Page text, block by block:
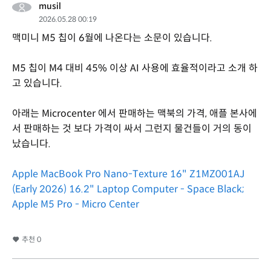
musil
2026.05.28 00:19
맥미니 M5 칩이 6월에 나온다는 소문이 있습니다.
M5 칩이 M4 대비 45% 이상 AI 사용에 효율적이라고 소개 하
고 있습니다.
아래는 Microcenter 에서 판매하는 맥북의 가격, 애플 본사에
서 판매하는 것 보다 가격이 싸서 그런지 물건들이 거의 동이
났습니다.
Apple MacBook Pro Nano-Texture 16" Z1MZ001AJ
(Early 2026) 16.2" Laptop Computer - Space Black;
Apple M5 Pro - Micro Center
추천 0